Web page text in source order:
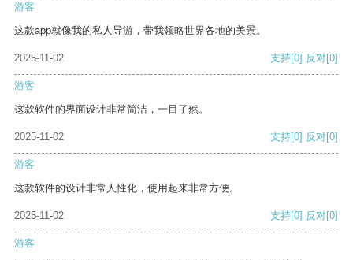
游客
这款app就像我的私人导游，带我领略世界各地的美景。
2025-11-02 支持[0] 反对[0]
游客
这款软件的界面设计非常简洁，一目了然。
2025-11-02 支持[0] 反对[0]
游客
这款软件的设计非常人性化，使用起来非常方便。
2025-11-02 支持[0] 反对[0]
游客